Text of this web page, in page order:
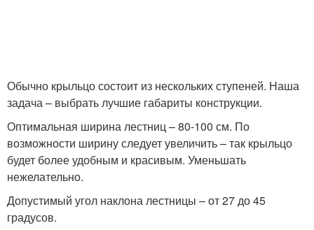
Обычно крыльцо состоит из нескольких ступеней. Наша
задача – выбрать лучшие габариты конструкции.
Оптимальная ширина лестниц – 80-100 см. По
возможности ширину следует увеличить – так крыльцо
будет более удобным и красивым. Уменьшать
нежелательно.
Допустимый угол наклона лестницы – от 27 до 45
градусов.